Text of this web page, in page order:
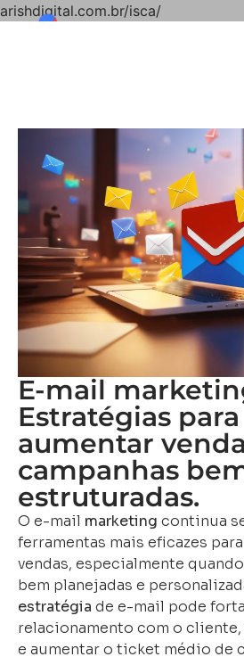
arishdigital.com.br/isca/
E-mail
Estratégias para
aumentar
campanhas
estruturadas.
O e-mail marketing continua
ferramentas mais eficazes
vendas, especialmente
bem planejadas e
estratégia de e-mail pode
relacionamento com o
e aumentar o ticket médio de